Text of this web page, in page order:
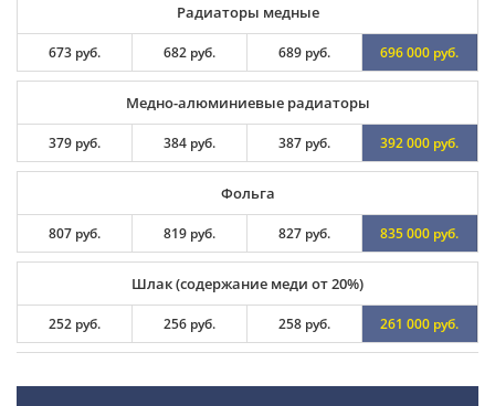
Радиаторы медные
673 руб. 682 руб. 689 руб. 696 000 руб.
Медно-алюминиевые радиаторы
379 руб. 384 руб. 387 руб. 392 000 руб.
Фольга
807 руб. 819 руб. 827 руб. 835 000 руб.
Шлак (содержание меди от 20%)
252 руб. 256 руб. 258 руб. 261 000 руб.